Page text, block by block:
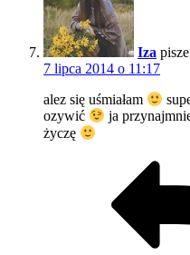
Iza
7 lipca 2014 o 11:17
alez się uśmiałam
ozywić
ja
życzę